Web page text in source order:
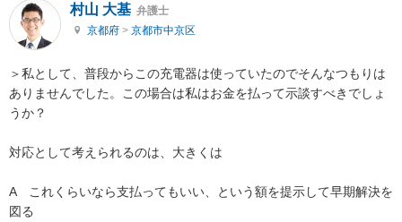
村山 大基 弁護士
京都府 > 京都市中京区
＞私として、普段からこの充電器は使っていたのでそんなつもりは
ありませんでした。この場合は私はお金を払って示談すべきでしょ
うか？
対応として考えられるのは、大きくは
A　これくらいなら支払ってもいい、という額を提示して早期解決を
図る